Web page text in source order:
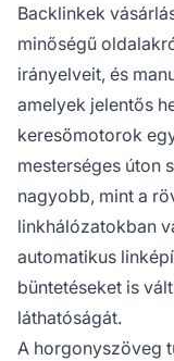
Backlinkek
minőségű
irányelveit, és
amelyek jelentős
keresőmotorok
mesterséges úton
nagyobb, mint a
linkhálózatokban
automatikus
büntetéseket is
láthatóságát.
A horgonyszöveg